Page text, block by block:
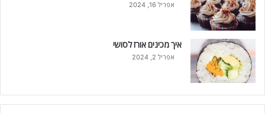
אפריל 16, 2024
איך מכינים אורז לסושי
אפריל 2, 2024